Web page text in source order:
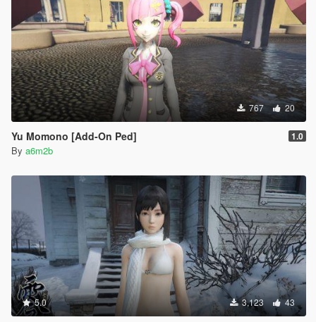
767 20
Yu Momono [Add-On Ped] 1.0
By a6m2b
5.0 3,123 43